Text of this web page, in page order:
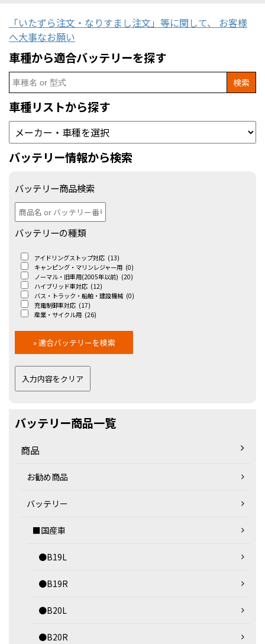
「いたずら注文・なりすまし注文」等に関して、 お客様
へ大事なお願い
車種から適合バッテリーを探す
Search
for:
車種リストから探す
バッテリー情報から検索
バッテリー商品検索
バッテリーの種類
アイドリングストップ対応 (13)
キャンピング・マリンレジャー用 (0)
ノーマル・旧車用(2005年以前) (20)
ハイブリッド車対応 (12)
バス・トラック・船舶・建設機械 (0)
充電制御車対応 (17)
産業・サイクル用 (26)
バッテリー商品一覧
商品
お勧め商品
バッテリー
■国産車
●B19L
●B19R
●B20L
●B20R